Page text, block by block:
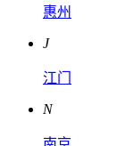
惠州
J
江门
N